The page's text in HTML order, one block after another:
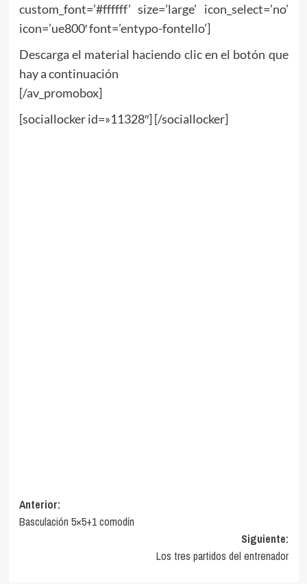
custom_font=’#ffffff’ size=’large’ icon_select=’no’
icon=’ue800′ font=’entypo-fontello’]
Descarga el material haciendo clic en el botón que
hay a continuación
[/av_promobox]
[sociallocker id=»11328″] [/sociallocker]
Navegación
de
Anterior:
Basculación 5×5+1 comodín
Siguiente:
Los tres partidos del entrenador